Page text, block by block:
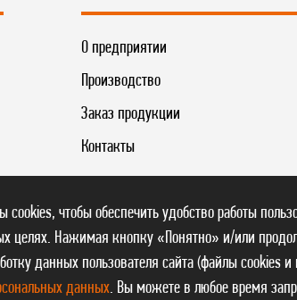
О предприятии
Производство
Заказ продукции
Контакты
cookies, чтобы обеспечить удобство работы
целях. Нажимая кнопку «Понятно» и/или
данных пользователя сайта (файлы cookies
данных. Вы можете в любое время